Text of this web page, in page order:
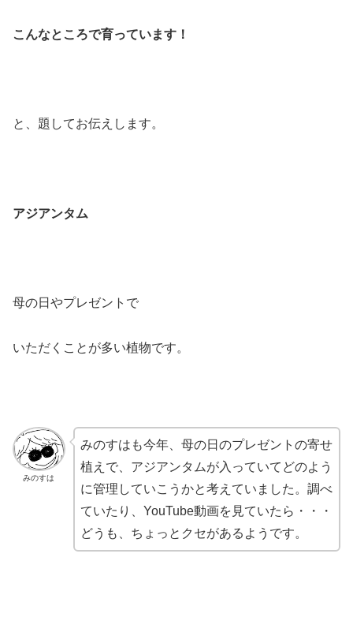
こんなところで育っています！
と、題してお伝えします。
アジアンタム
母の日やプレゼントで
いただくことが多い植物です。
みのすは
みのすはも今年、母の日のプレゼントの寄せ
植えで、アジアンタムが入っていてどのよう
に管理していこうかと考えていました。調べ
ていたり、YouTube動画を見ていたら・・・
どうも、 ちょっとクセがあるようです。